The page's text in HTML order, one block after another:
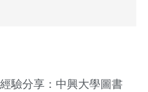
驗分享：中興大學圖書